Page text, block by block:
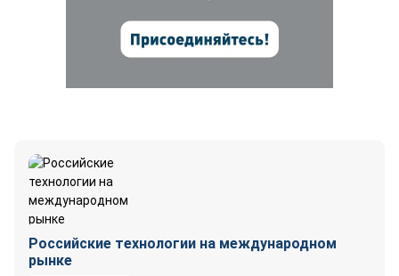
Российские технологии на международном
рынке